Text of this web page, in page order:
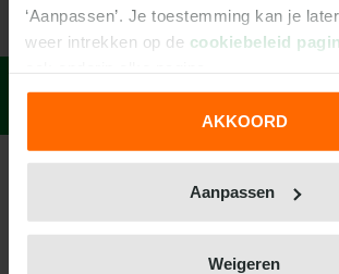
‘Aanpassen’. Je toestemming kan je
weer intrekken op de cookiebeleid
We werken samen met31 derdendie
AKKOORD
Aanpassen
Weigeren
12 FC Porto
15 Braga
Wat kost gokken jou? Stop op
Verantwoord spelen